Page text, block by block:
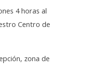
4 horas al
Centro de
zona de